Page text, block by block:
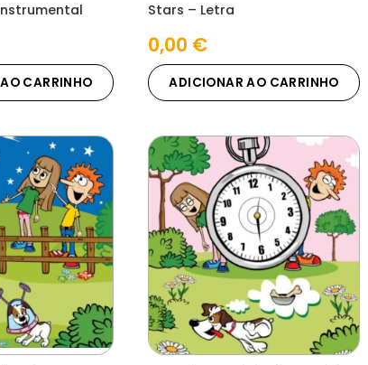
CARRINHO
Stars – Letra
0,00 €
ADICIONAR AO CARRINHO